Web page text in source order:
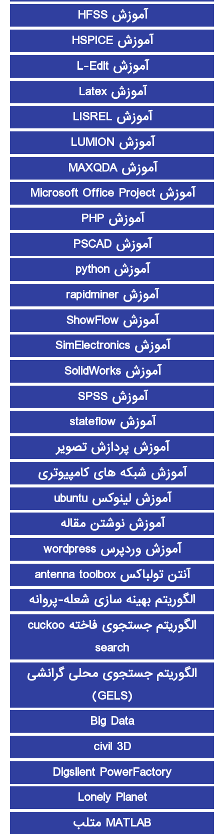
آموزش HFSS
آموزش HSPICE
آموزش L-Edit
آموزش Latex
آموزش LISREL
آموزش LUMION
آموزش MAXQDA
آموزش Microsoft Office Project
آموزش PHP
آموزش PSCAD
آموزش python
آموزش rapidminer
آموزش ShowFlow
آموزش SimElectronics
آموزش SolidWorks
آموزش SPSS
آموزش stateflow
آموزش پردازش تصویر
آموزش شبکه های کامپیوتری
آموزش لینوکس ubuntu
آموزش نوشتن مقاله
آموزش وردپرس wordpress
آنتن تولباکس antenna toolbox
الگوریتم بهینه سازی شعله-پروانه
الگوریتم جستجوی فاخته cuckoo
search
الگوریتم جستجوی محلی گرانشی
(GELS)
Big Data
civil 3D
Digsilent PowerFactory
Lonely Planet
MATLAB متلب